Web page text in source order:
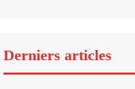
Derniers articles